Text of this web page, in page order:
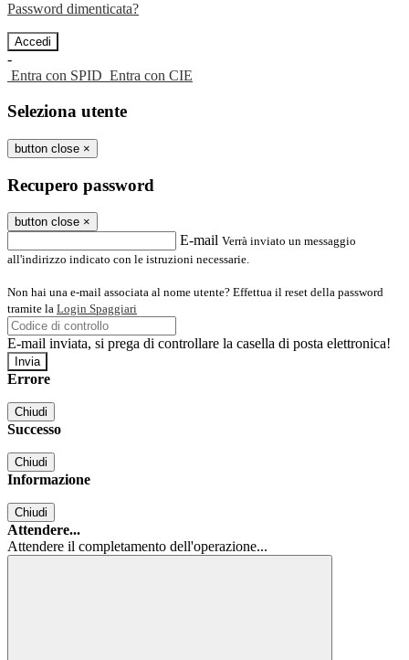
Password dimenticata?
-
Entra con SPID Entra con CIE
Seleziona utente
button close ×
Recupero password
button close ×
E-mail Verrà inviato un messaggio
all'indirizzo indicato con le istruzioni necessarie.
Non hai una e-mail associata al nome utente? Effettua il reset della password
tramite la Login Spaggiari
E-mail inviata, si prega di controllare la casella di posta elettronica!
Errore
Chiudi
Successo
Chiudi
Informazione
Chiudi
Attendere...
Attendere il completamento dell'operazione...